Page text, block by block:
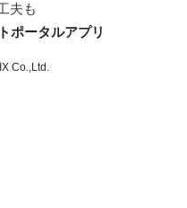
夫も
ポータルアプリ
Co.,Ltd.